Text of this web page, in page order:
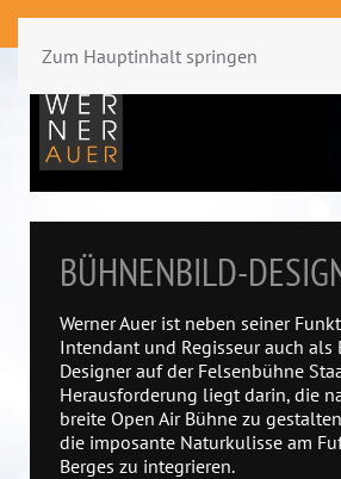
Zum Hauptinhalt springen
BÜHNENBILD-
Werner Auer ist neben seiner
Intendant und Regisseur auch
Designer auf der Felsenbühne
Herausforderung liegt darin, die
breite Open Air Bühne zu
die imposante Naturkulisse am
Berges zu integrieren.